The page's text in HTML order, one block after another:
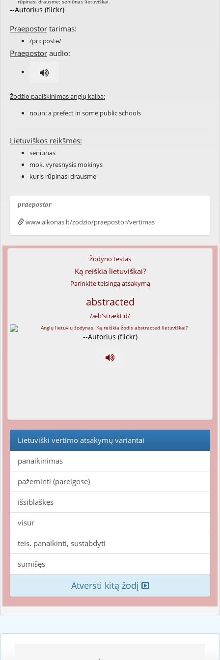
--Autorius (flickr)
Praepostor tarimas:
/pri:'pɔstə/
Praepostor audio:
Žodžio paaiškinimas anglų kalba:
noun: a prefect in some public schools
Lietuviškos reikšmės:
seniūnas
mok. vyresnysis mokinys
kuris rūpinasi drausme
praepostor
www.alkonas.lt/zodzio/praepostor/vertimas
Žodyno testas
Ką reiškia lietuviškai?
Parinkite teisingą atsakymą
abstracted
/æb'stræktid/
--Autorius (flickr)
Lietuviški vertimo atsakymų variantai
panaikinimas
pažeminti (pareigose)
išsiblaškęs
visur
teis. panaikinti, sustabdyti
sumišęs
Atversti kitą žodį